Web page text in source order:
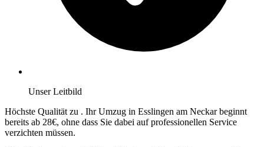
Unser Leitbild
Höchste Qualität zu . Ihr Umzug in Esslingen am Neckar beginnt
bereits ab 28€, ohne dass Sie dabei auf professionellen Service
verzichten müssen.